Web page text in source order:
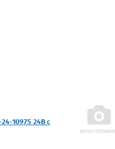
10975 24В с